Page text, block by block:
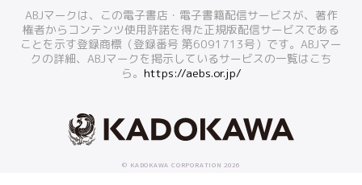
ABJマークは、この電子書店・電子書籍配信サービスが、著作
権者からコンテンツ使用許諾を得た正規版配信サービスである
ことを示す登録商標（登録番号 第6091713号）です。ABJマー
クの詳細、ABJマークを掲示しているサービスの一覧はこち
ら。 https://aebs.or.jp/
© KADOKAWA CORPORATION 2026